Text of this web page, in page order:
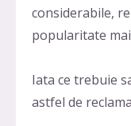
considerabile,
popularitate
Iata ce trebuie
astfel de